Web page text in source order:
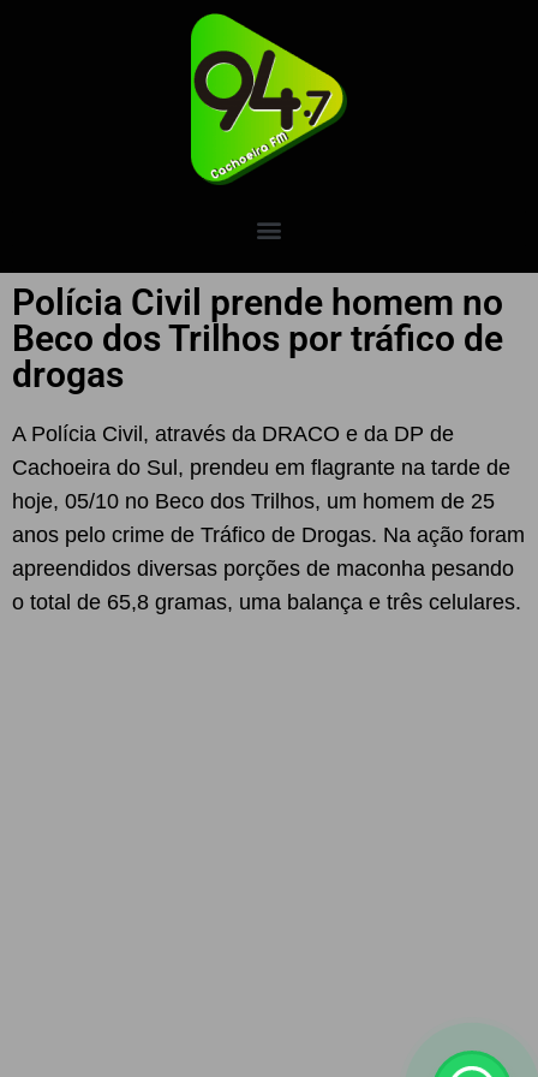
Polícia Civil prende homem no
Beco dos Trilhos por tráfico de
drogas
A Polícia Civil, através da DRACO e da DP de
Cachoeira do Sul, prendeu em flagrante na tarde de
hoje, 05/10 no Beco dos Trilhos, um homem de 25
anos pelo crime de Tráfico de Drogas. Na ação foram
apreendidos diversas porções de maconha pesando
o total de 65,8 gramas, uma balança e três celulares.